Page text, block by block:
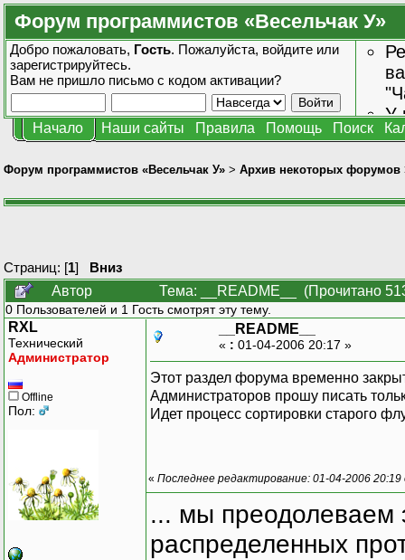
Форум программистов «Весельчак У»
Добро пожаловать, Гость. Пожалуйста, войдите или
зарегистрируйтесь.
Вам не пришло письмо с кодом активации?
У
Начало Наши сайты Правила Помощь Поиск
Форум программистов «Весельчак У» > Архив некоторых форумов
Страниц: [1] Вниз
Автор
Тема: __README__ (Прочитано
0 Пользователей и 1 Гость смотрят эту тему.
RXL
Технический
Администратор
Offline
Пол:
__README__
« : 01-04-2006 20:17 »
Этот раздел форума временно
Администраторов прошу писать
Идет процесс сортировки старого
« Последнее редактирование: 01-04-2006
... мы преодолеваем
распределенных